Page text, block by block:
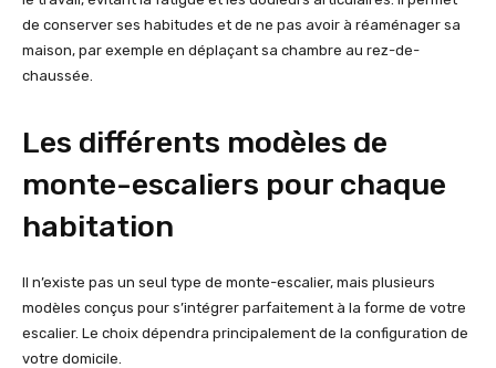
de conserver ses habitudes et de ne pas avoir à réaménager sa
maison, par exemple en déplaçant sa chambre au rez-de-
chaussée.
Les différents modèles de
monte-escaliers pour chaque
habitation
Il n’existe pas un seul type de monte-escalier, mais plusieurs
modèles conçus pour s’intégrer parfaitement à la forme de votre
escalier. Le choix dépendra principalement de la configuration de
votre domicile.